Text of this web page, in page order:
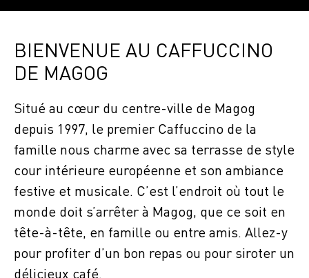
BIENVENUE AU CAFFUCCINO
DE MAGOG
Situé au cœur du centre-ville de Magog
depuis 1997, le premier Caffuccino de la
famille nous charme avec sa terrasse de style
cour intérieure européenne et son ambiance
festive et musicale. C’est l’endroit où tout le
monde doit s’arrêter à Magog, que ce soit en
tête-à-tête, en famille ou entre amis. Allez-y
pour profiter d’un bon repas ou pour siroter un
délicieux café.